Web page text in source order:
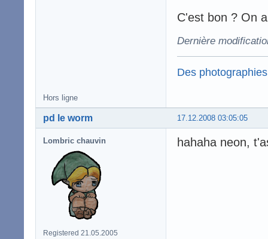
C'est bon ? On
Dernière
Des
Hors ligne
17.12.2008 03:05:05
pd le worm
Lombric chauvin
Registered 21.05.2005
hahaha neon,